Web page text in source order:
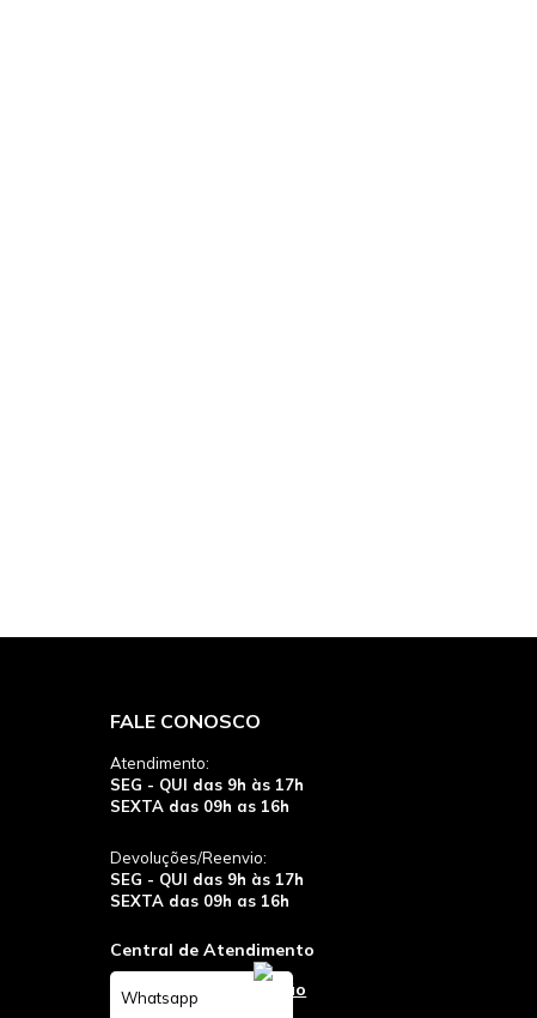
FALE CONOSCO
Atendimento:
SEG - QUI das 9h às 17h
SEXTA das 09h as 16h
Devoluções/Reenvio:
SEG - QUI das 9h às 17h
SEXTA das 09h as 16h
Central de Atendimento
Whatsapp